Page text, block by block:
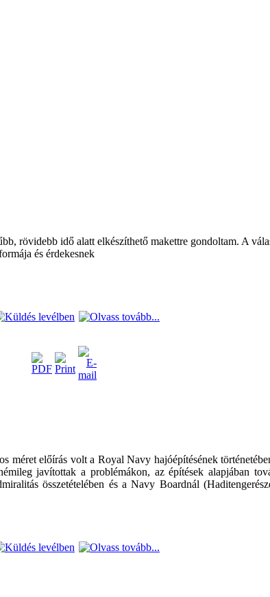
rövidebb idő alatt elkészíthető makettre gondoltam. A
és érdekesnek
méret előírás volt a Royal Navy hajóépítésének
javítottak a problémákon, az építések alapjában
összetételében és aNavy Boardnál